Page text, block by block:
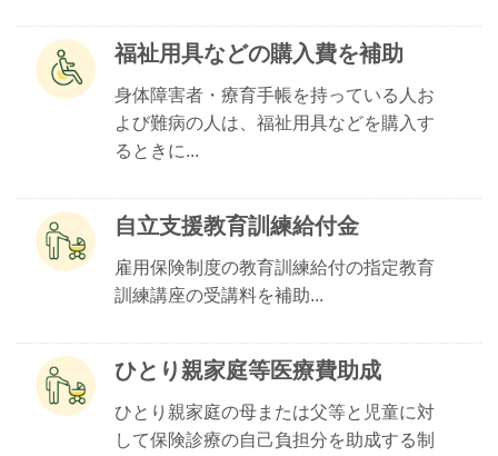
福祉用具などの購入費を補助
身体障害者・療育手帳を持っている人お
よび難病の人は、福祉用具などを購入す
るときに...
自立支援教育訓練給付金
雇用保険制度の教育訓練給付の指定教育
訓練講座の受講料を補助...
ひとり親家庭等医療費助成
ひとり親家庭の母または父等と児童に対
して保険診療の自己負担分を助成する制